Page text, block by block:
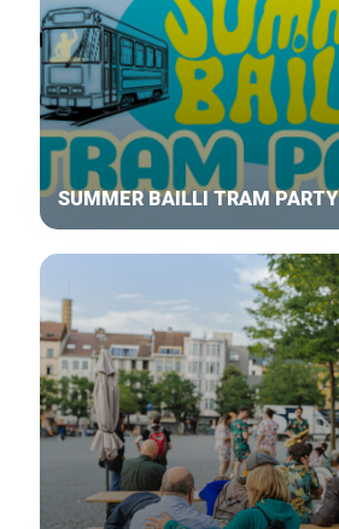
SUMMER BAILLI TRAM PARTY